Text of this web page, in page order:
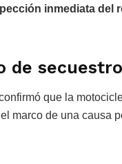
inmediata del
de secuestro
que la
marco de una causa